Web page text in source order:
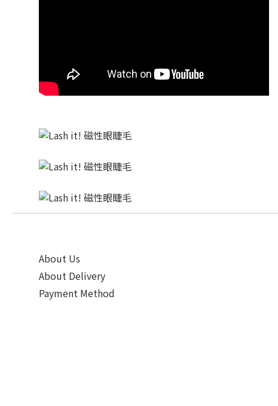
About Us
About Delivery
Payment Method